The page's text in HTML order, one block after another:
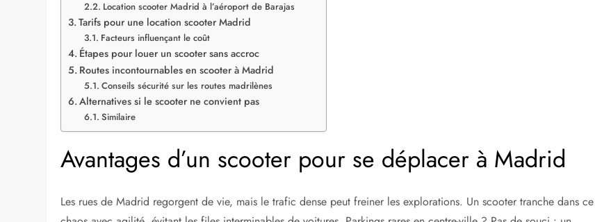
visage. Avec des options électriques ou thermiques, ces deux-roues offrent une flexibilité rare dans une ville où les
transports publics saturent vite. Des stations de location parsèment le centre, rendant l’accès simple pour un touriste
ou un local pressé. Choisir un modèle adapté à son itinéraire transforme une simple visite en aventure personnelle.
Les tarifs varient selon la durée, mais restent abordables pour une journée ou plus. Prêt à enfourcher un scooter et à
redécouvrir Madrid sous un angle neuf ? Ce guide détaille les étapes clés pour une expérience fluide.
Sommaire
Avantages d’un scooter pour se déplacer à Madrid
Électrique ou thermique : quel scooter sélectionner ?
Comparaison des agences populaires
Location scooter Madrid à l’aéroport de Barajas